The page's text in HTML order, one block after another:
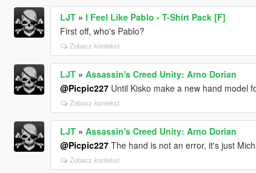
LJT» I Feel Like Pablo - T-Shirt Pack [F]
First off, who's Pablo?
Zobacz kontekst
LJT» Assassin's Creed Unity: Arno Dorian
@Picpic227Until Kisko make a new hand model
Zobacz kontekst
LJT» Assassin's Creed Unity: Arno Dorian
@Picpic227The hand is not an error, it's just
Zobacz kontekst